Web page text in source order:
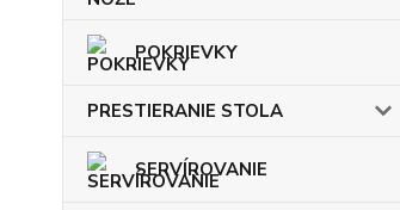
POKRIEVKY
PRESTIERANIE STOLA
SERVÍROVANIE